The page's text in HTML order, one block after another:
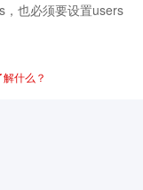
，也必须要设置users
什么？